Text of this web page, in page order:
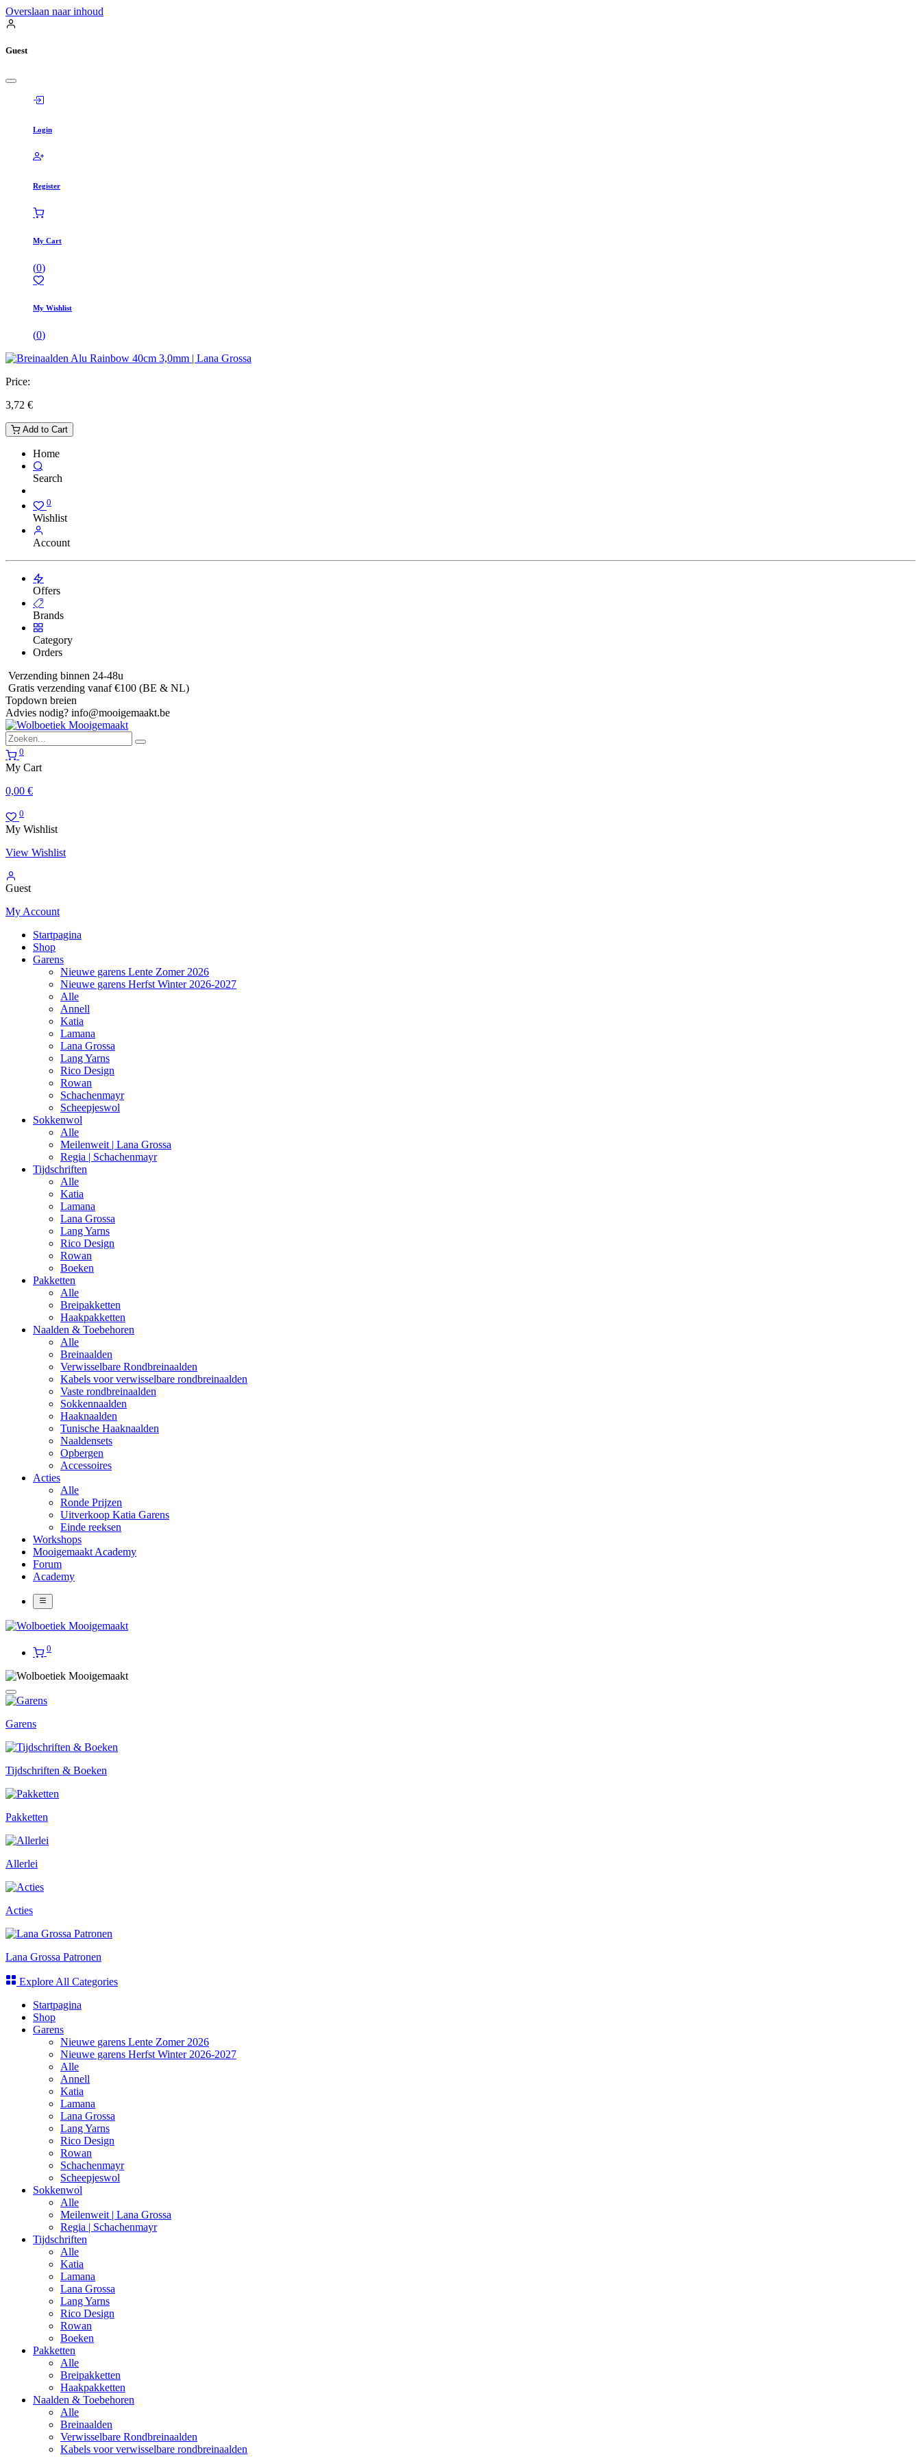
Overslaan naar inhoud
Guest
Login
Register
My Cart
(0)
My Wishlist
(0)
Price:
3,72 €
Add to Cart
Home
Search
0
Wishlist
Account
Offers
Brands
Category
Orders
Verzending binnen 24-48u
Gratis verzending vanaf €100 (BE & NL)
Topdown breien
Advies nodig? info@mooigemaakt.be
0
My Cart
0,00 €
0
My Wishlist
View Wishlist
Guest
My Account
Startpagina
Shop
Garens
Nieuwe garens Lente Zomer 2026
Nieuwe garens Herfst Winter 2026-2027
Alle
Annell
Katia
Lamana
Lana Grossa
Lang Yarns
Rico Design
Rowan
Schachenmayr
Scheepjeswol
Sokkenwol
Alle
Meilenweit | Lana Grossa
Regia | Schachenmayr
Tijdschriften
Alle
Katia
Lamana
Lana Grossa
Lang Yarns
Rico Design
Rowan
Boeken
Pakketten
Alle
Breipakketten
Haakpakketten
Naalden & Toebehoren
Alle
Breinaalden
Verwisselbare Rondbreinaalden
Kabels voor verwisselbare rondbreinaalden
Vaste rondbreinaalden
Sokkennaalden
Haaknaalden
Tunische Haaknaalden
Naaldensets
Opbergen
Accessoires
Acties
Alle
Ronde Prijzen
Uitverkoop Katia Garens
Einde reeksen
Workshops
Mooigemaakt Academy
Forum
Academy
0
Garens
Tijdschriften & Boeken
Pakketten
Allerlei
Acties
Lana Grossa Patronen
Explore All Categories
Startpagina
Shop
Garens
Nieuwe garens Lente Zomer 2026
Nieuwe garens Herfst Winter 2026-2027
Alle
Annell
Katia
Lamana
Lana Grossa
Lang Yarns
Rico Design
Rowan
Schachenmayr
Scheepjeswol
Sokkenwol
Alle
Meilenweit | Lana Grossa
Regia | Schachenmayr
Tijdschriften
Alle
Katia
Lamana
Lana Grossa
Lang Yarns
Rico Design
Rowan
Boeken
Pakketten
Alle
Breipakketten
Haakpakketten
Naalden & Toebehoren
Alle
Breinaalden
Verwisselbare Rondbreinaalden
Kabels voor verwisselbare rondbreinaalden